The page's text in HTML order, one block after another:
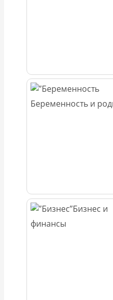
Беременность и
Бизнес и
финансы